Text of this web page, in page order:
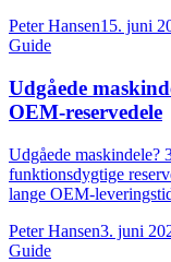
Peter Hansen15. juni
Guide
Udgåede
OEM-reservedele
Udgåede
funktionsdygtige
lange OEM-
Peter Hansen3. juni
Guide